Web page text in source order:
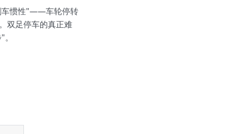
车惯性"——车轮停转
双足停车的真正难